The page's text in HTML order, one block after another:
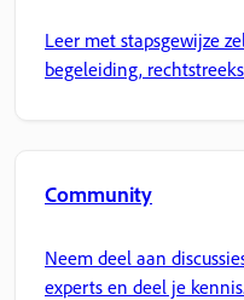
Leer met stapsgewijze
begeleiding,
Community
Neem deel aan
experts en deel je kennis.